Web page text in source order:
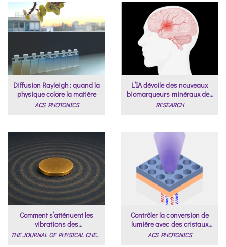
Diffusion Rayleigh : quand la
physique colore la matière
ACS PHOTONICS
L’IA dévoile des nouveaux
biomarqueurs minéraux des
maladies neurologiques
RESEARCH
Comment s’atténuent les
vibrations des
nanoparticules?
THE JOURNAL OF PHYSICAL CHEMISTRY LETTERS
Contrôler la conversion de
lumière avec des cristaux
photoniques.
ACS PHOTONICS